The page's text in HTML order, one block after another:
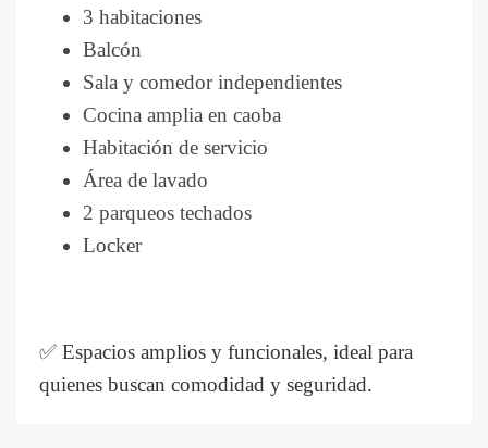
3 habitaciones
Balcón
Sala y comedor independientes
Cocina amplia en caoba
Habitación de servicio
Área de lavado
2 parqueos techados
Locker
✅ Espacios amplios y funcionales, ideal para
quienes buscan comodidad y seguridad.